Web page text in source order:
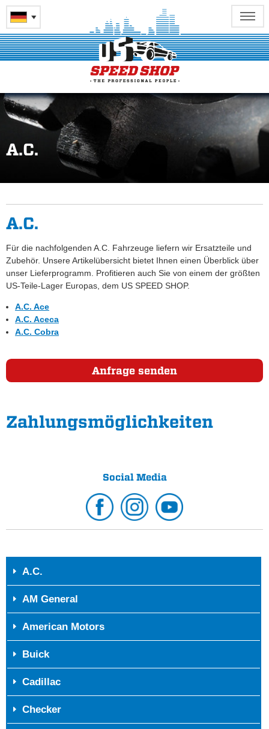
A.C.
A.C.
Für die nachfolgenden A.C. Fahrzeuge liefern wir Ersatzteile und
Zubehör. Unsere Artikelübersicht bietet Ihnen einen Überblick über
unser Lieferprogramm. Profitieren auch Sie von einem der größten
US-Teile-Lager Europas, dem US SPEED SHOP.
A.C. Ace
A.C. Aceca
A.C. Cobra
Anfrage senden
Zahlungs­möglichkeiten
Social Media
A.C.
AM General
American Motors
Buick
Cadillac
Checker